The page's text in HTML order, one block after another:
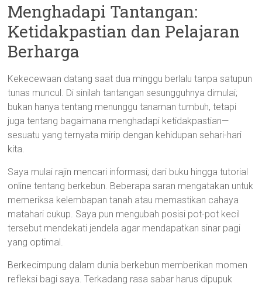
Menghadapi Tantangan:
Ketidakpastian dan Pelajaran
Berharga
Kekecewaan datang saat dua minggu berlalu tanpa satupun
tunas muncul. Di sinilah tantangan sesungguhnya dimulai;
bukan hanya tentang menunggu tanaman tumbuh, tetapi
juga tentang bagaimana menghadapi ketidakpastian—
sesuatu yang ternyata mirip dengan kehidupan sehari-hari
kita.
Saya mulai rajin mencari informasi; dari buku hingga tutorial
online tentang berkebun. Beberapa saran mengatakan untuk
memeriksa kelembapan tanah atau memastikan cahaya
matahari cukup. Saya pun mengubah posisi pot-pot kecil
tersebut mendekati jendela agar mendapatkan sinar pagi
yang optimal.
Berkecimpung dalam dunia berkebun memberikan momen
refleksi bagi saya. Terkadang rasa sabar harus dipupuk